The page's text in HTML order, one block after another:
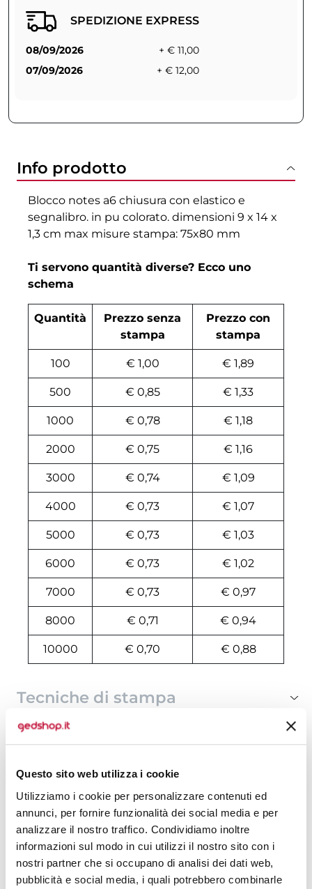
Questo sito web utilizza i cookie
Utilizziamo i cookie per personalizzare contenuti ed
annunci, per fornire funzionalità dei social media e per
analizzare il nostro traffico. Condividiamo inoltre
informazioni sul modo in cui utilizzi il nostro sito con i
nostri partner che si occupano di analisi dei dati web,
pubblicità e social media, i quali potrebbero combinarle
SPEDIZIONE EXPRESS
08/09/2026
+ € 11,00
07/09/2026
+ € 12,00
Info prodotto
Blocco notes a6 chiusura con elastico e
segnalibro. in pu colorato. dimensioni 9 x 14 x
1,3 cm max misure stampa: 75x80 mm
Ti servono quantità diverse? Ecco uno
schema
Quantità
Prezzo senza
stampa
Prezzo con
stampa
100 € 1,00 € 1,89
500 € 0,85 € 1,33
1000 € 0,78 € 1,18
2000 € 0,75 € 1,16
3000 € 0,74 € 1,09
4000 € 0,73 € 1,07
5000 € 0,73 € 1,03
6000 € 0,73 € 1,02
7000 € 0,73 € 0,97
8000 € 0,71 € 0,94
10000 € 0,70 € 0,88
Tecniche di stampa
Area di personalizzazione
Domande e risposte
Prodotti alternativi